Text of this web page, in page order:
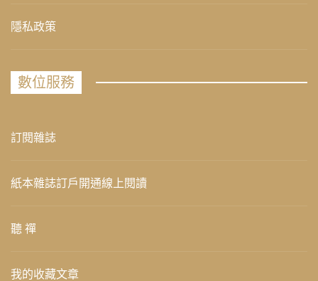
隱私政策
數位服務
訂閱雜誌
紙本雜誌訂戶開通線上閱讀
聽 禪
我的收藏文章